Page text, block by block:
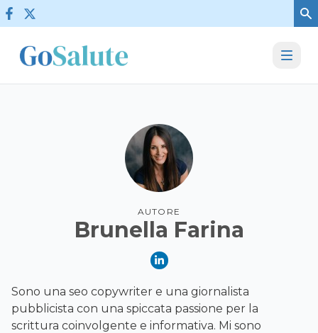
Vai al contenuto
AUTORE
Brunella Farina
Sono una seo copywriter e una giornalista
pubblicista con una spiccata passione per la
scrittura coinvolgente e informativa. Mi sono